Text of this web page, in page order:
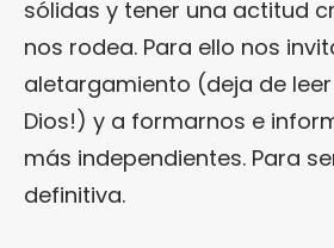
sólidas y tener una actitud
nos rodea. Para ello nos
aletargamiento (deja de leer
Dios!) y a formarnos e
más independientes. Para
definitiva.